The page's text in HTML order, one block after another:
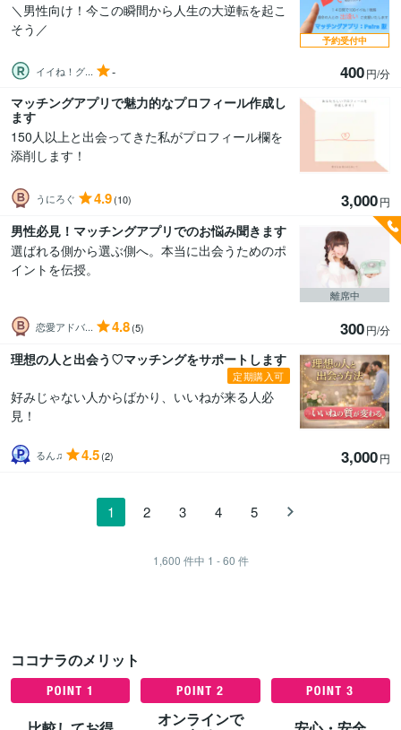
＼男性向け！今この瞬間から人生の大逆転を起こ
そう／
イイね！グ... - 400円/分
予約受付中
マッチングアプリで魅力的なプロフィール作成し
ます
150人以上と出会ってきた私がプロフィール欄を
添削します！
うにろぐ 4.9(10) 3,000円
男性必見！マッチングアプリでのお悩み聞きます
選ばれる側から選ぶ側へ。本当に出会うためのポ
イントを伝授。
恋愛アドバ... 4.8(5) 300円/分
離席中
理想の人と出会う♡マッチングをサポートします
定期購入可
好みじゃない人からばかり、いいねが来る人必
見！
るん♫ 4.5(2) 3,000円
1 2 3 4 5
1,600 件中 1 - 60 件
ココナラのメリット
オンラインで